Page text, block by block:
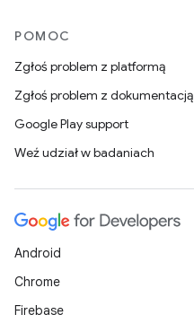
POMOC
Zgłoś problem z platformą
Zgłoś problem z dokumentacją
Google Play support
Weź udział w badaniach
Android
Chrome
Firebase